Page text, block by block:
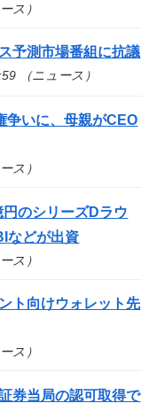
ス）
予測市場番組に抗議
（ニュース）
争いに、母親がCEO
ス）
のシリーズDラウ
などが出資
ス）
ト向けウォレット先
ス）
券当局の認可取得で